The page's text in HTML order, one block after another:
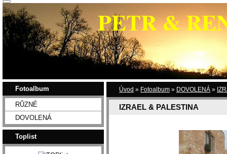
PETR &
Úvod » Fotoalbum » DOVOLENÁ »
IZRAEL & PALESTINA
Fotoalbum
RŮZNÉ
DOVOLENÁ
Toplist